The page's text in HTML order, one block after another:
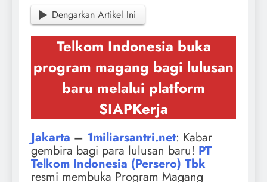
Dengarkan Artikel Ini
Telkom Indonesia buka
program magang bagi lulusan
baru melalui platform
SIAPKerja
Jakarta – 1miliarsantri.net: Kabar
gembira bagi para lulusan baru! PT
Telkom Indonesia (Persero) Tbk
resmi membuka Program Magang